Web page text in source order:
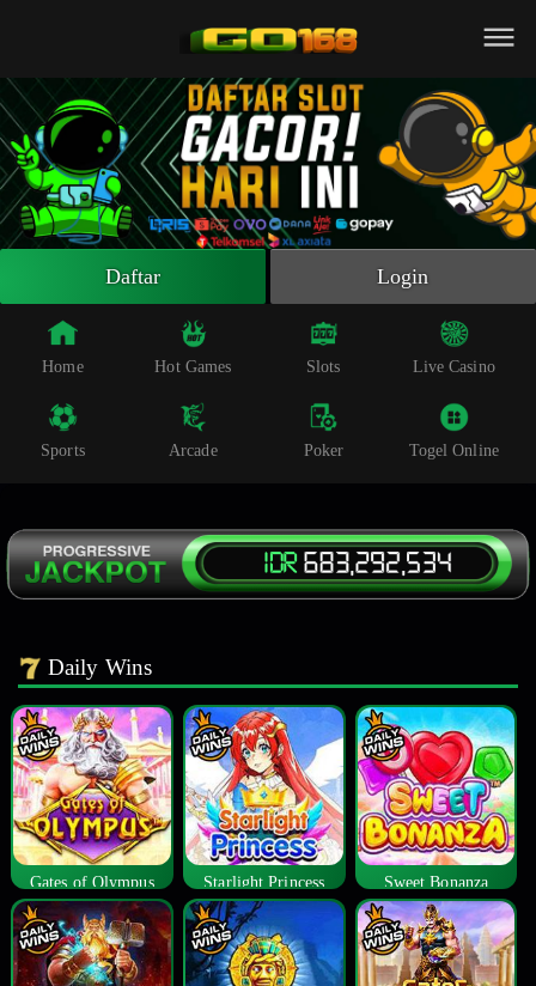
Live Casino
Sportsbook
Arcade
Whatsapp
Telegram
Daftar Login
Home Hot Games Slots Live Casino
Sports Arcade Poker Togel Online
Daily Wins
Gates of Olympus Starlight Princess Sweet Bonanza